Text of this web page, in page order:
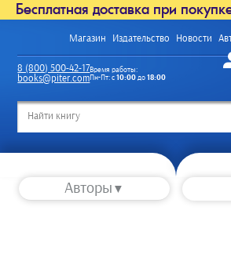
Бесплатная доставка при
Магазин Издательство Новости
8 (800) 500-42-17
books@piter.com
Время работы:
Пн-Пт: с10:00до18:00
Авторы